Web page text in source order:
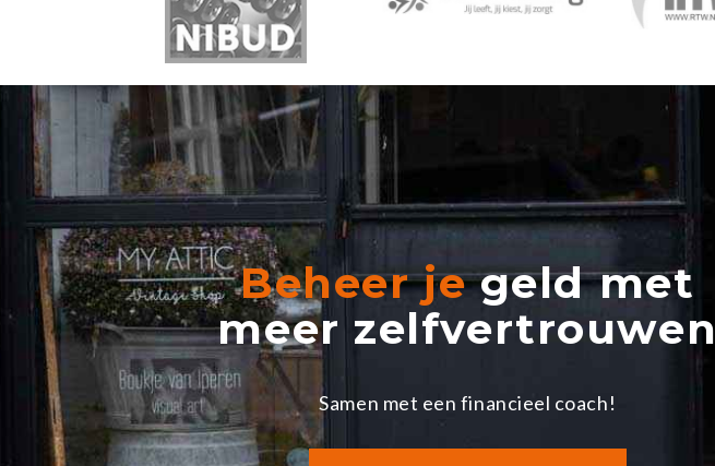
Beheer jegeld met
meer zelfvertrouwen
Samen met een financieel coach!